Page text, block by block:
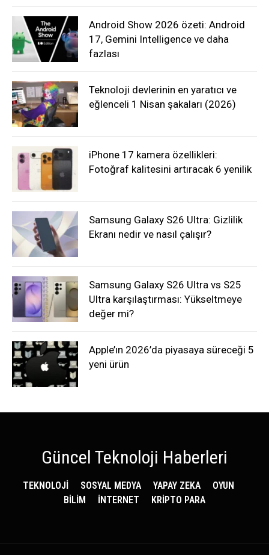
Android Show 2026 özeti: Android
17, Gemini Intelligence ve daha
fazlası
Teknoloji devlerinin en yaratıcı ve
eğlenceli 1 Nisan şakaları (2026)
iPhone 17 kamera özellikleri:
Fotoğraf kalitesini artıracak 6 yenilik
Samsung Galaxy S26 Ultra: Gizlilik
Ekranı nedir ve nasıl çalışır?
Samsung Galaxy S26 Ultra vs S25
Ultra karşılaştırması: Yükseltmeye
değer mi?
Apple’ın 2026’da piyasaya süreceği 5
yeni ürün
Güncel Teknoloji Haberleri
TEKNOLOJİ SOSYAL MEDYA YAPAY ZEKA
OYUN
BİLİM
İNTERNET KRİPTO PARA